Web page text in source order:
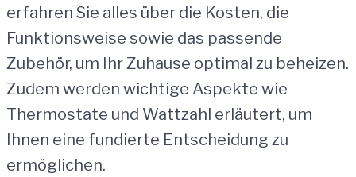
erfahren Sie alles über die Kosten, die
Funktionsweise sowie das passende
Zubehör, um Ihr Zuhause optimal zu beheizen.
Zudem werden wichtige Aspekte wie
Thermostate und Wattzahl erläutert, um
Ihnen eine fundierte Entscheidung zu
ermöglichen.